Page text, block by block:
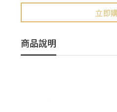
立即
商品說明